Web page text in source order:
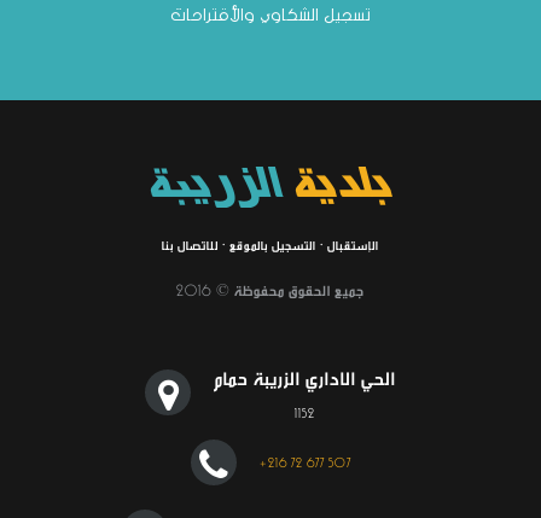
تسجيل الشكاوي والأقتراحات
بلديةالزريبة
للاتصال بنا · التسجيل بالموقع · الإستقبال
جميع الحقوق محفوظة © 2016
الحي الاداري الزريبة حمام
1152
+216 72 677 507